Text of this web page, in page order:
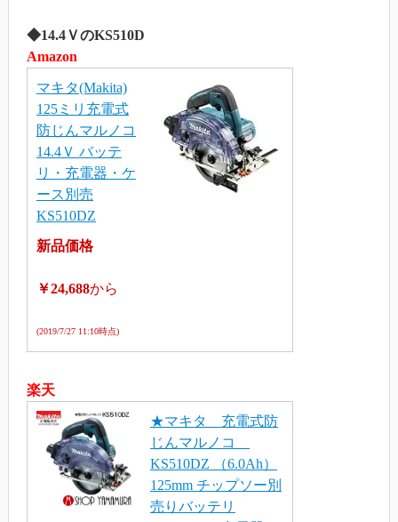
◆14.4ＶのKS510D
Amazon
マキタ(Makita)
125ミリ充電式
防じんマルノコ
14.4Ｖ バッテ
リ・充電器・ケ
ース別売
KS510DZ
新品価格
￥24,688から
(2019/7/27 11:10時点)
楽天
★マキタ 充電式防
じんマルノコ
KS510DZ （6.0Ah）
125mm チップソー別
売りバッテリ